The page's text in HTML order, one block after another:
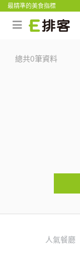
最精準的美食指標
總共0筆資料
人氣餐廳